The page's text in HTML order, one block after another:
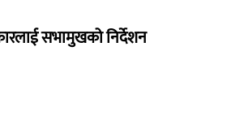
सभामुखको निर्देशन